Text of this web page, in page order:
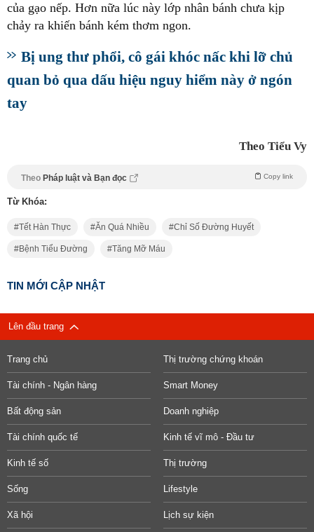
của gạo nếp. Hơn nữa lúc này lớp nhân bánh chưa kịp
chảy ra khiến bánh kém thơm ngon.
Bị ung thư phổi, cô gái khóc nấc khi lỡ chủ
quan bỏ qua dấu hiệu nguy hiểm này ở ngón
tay
Theo Tiểu Vy
Theo Pháp luật và Bạn đọc Copy link
Từ Khóa:
Tết Hàn Thực Ăn Quá Nhiều Chỉ Số Đường Huyết
Bệnh Tiểu Đường Tăng Mỡ Máu
TIN MỚI CẬP NHẬT
Lên đầu trang
Trang chủ Thị trường chứng khoán
Tài chính - Ngân hàng Smart Money
Bất động sản Doanh nghiệp
Tài chính quốc tế Kinh tế vĩ mô - Đầu tư
Kinh tế số Thị trường
Sống Lifestyle
Xã hội Lịch sự kiện